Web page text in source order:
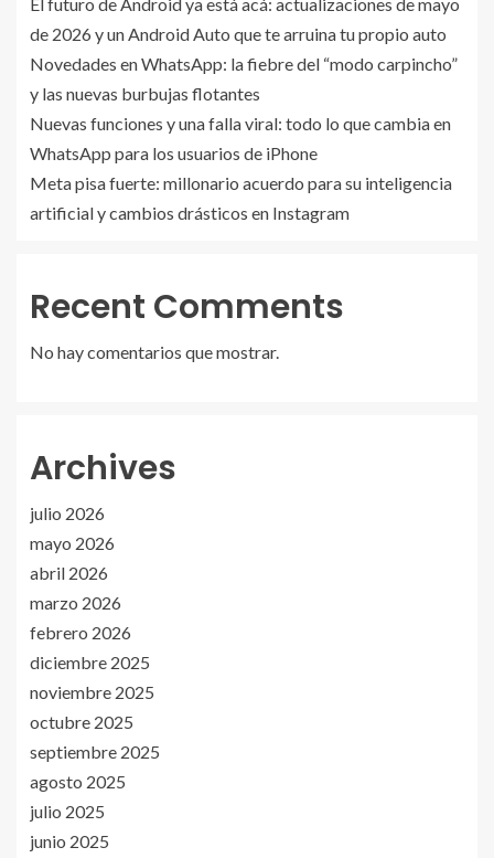
de 2026 y un Android Auto que te arruina tu propio auto
Novedades en WhatsApp: la fiebre del “modo carpincho”
y las nuevas burbujas flotantes
Nuevas funciones y una falla viral: todo lo que cambia en
WhatsApp para los usuarios de iPhone
Meta pisa fuerte: millonario acuerdo para su inteligencia
artificial y cambios drásticos en Instagram
Recent Comments
No hay comentarios que mostrar.
Archives
julio 2026
mayo 2026
abril 2026
marzo 2026
febrero 2026
diciembre 2025
noviembre 2025
octubre 2025
septiembre 2025
agosto 2025
julio 2025
junio 2025